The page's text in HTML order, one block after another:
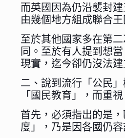
而英國因為仍沿襲封
由幾個地方組成聯合
至於其他國家多在第
同。至於有人提到想
現實，迄今卻仍沒法
二、說到流行「公民
「國民教育」，而重
首先，必須指出的是
度」，乃是因各國仍